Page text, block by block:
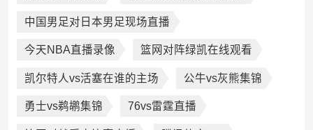
中国男足对日本男足现场直播
今天NBA直播录像 篮网对阵绿凯在线观看
凯尔特人vs活塞在谁的主场 公牛vs灰熊集锦
勇士vs鹈鹕集锦 76vs雷霆直播